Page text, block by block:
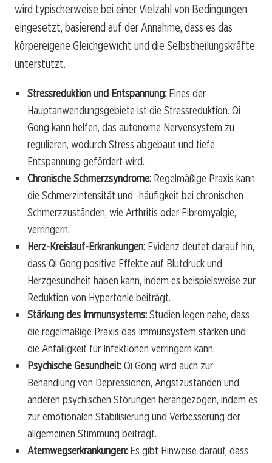
wird typischerweise bei einer Vielzahl von Bedingungen
eingesetzt, basierend auf der Annahme, dass es das
körpereigene Gleichgewicht und die Selbstheilungskräfte
unterstützt.
Stressreduktion und Entspannung: Eines der
Hauptanwendungsgebiete ist die Stressreduktion. Qi
Gong kann helfen, das autonome Nervensystem zu
regulieren, wodurch Stress abgebaut und tiefe
Entspannung gefördert wird.
Chronische Schmerzsyndrome: Regelmäßige Praxis kann
die Schmerzintensität und -häufigkeit bei chronischen
Schmerzzuständen, wie Arthritis oder Fibromyalgie,
verringern.
Herz-Kreislauf-Erkrankungen: Evidenz deutet darauf hin,
dass Qi Gong positive Effekte auf Blutdruck und
Herzgesundheit haben kann, indem es beispielsweise zur
Reduktion von Hypertonie beiträgt.
Stärkung des Immunsystems:Studien legen nahe, dass
die regelmäßige Praxis das Immunsystem stärken und
die Anfälligkeit für Infektionen verringern kann.
Psychische Gesundheit:Qi Gong wird auch zur
Behandlung von Depressionen, Angstzuständen und
anderen psychischen Störungen herangezogen, indem es
zur emotionalen Stabilisierung und Verbesserung der
allgemeinen Stimmung beiträgt.
Atemwegserkrankungen: Es gibt Hinweise darauf, dass